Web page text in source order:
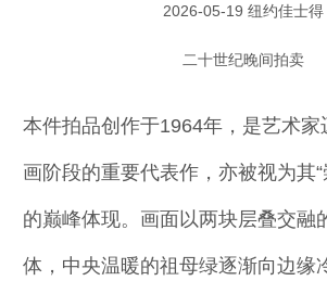
2026-05-19 纽约佳士得
二十世纪晚间拍卖
本件拍品创作于1964年，是艺术家
画阶段的重要代表作，亦被视为其“
的巅峰体现。画面以两块层叠交融
体，中央温暖的祖母绿逐渐向边缘